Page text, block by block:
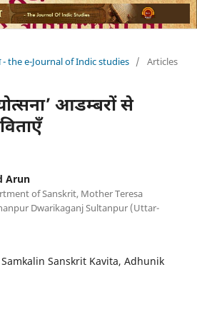
- the e-Journal of Indic studies / Articles
आडम्बरों से
Arun
of Sanskrit, Mother Teresa
Dwarikaganj Sultanpur (Uttar-
Sanskrit Kavita, Adhunik